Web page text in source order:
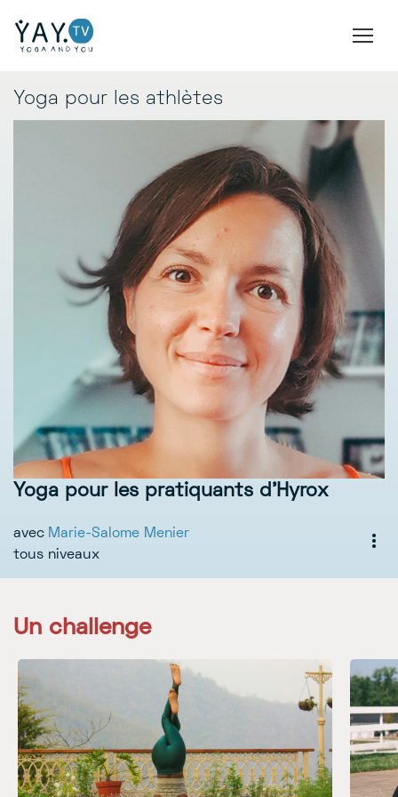
Yoga pour les athlètes
Yoga pour les pratiquants d'Hyrox
avec Marie-Salome Menier
tous niveaux
Un challenge